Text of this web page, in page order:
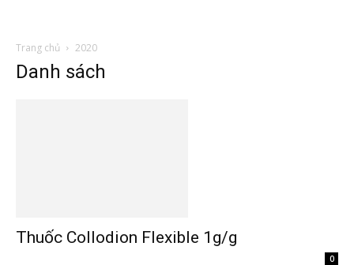
Trang chủ 2020
Danh sách
Thuốc Collodion Flexible 1g/g
0